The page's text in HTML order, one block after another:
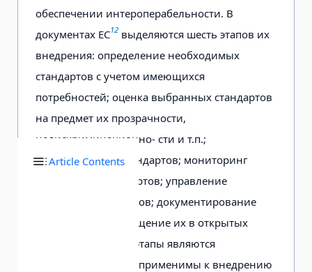
Article Contents
обеспечении интероперабельности. В
документах ЕС12 выделяются шесть этапов их
внедрения: определение необходимых
стандартов с учетом имеющихся
потребностей; оценка выбранных стандартов
на предмет их прозрачности,
недискриминационно- сти и т.п.;
имплементация стандартов; мониторинг
соблюдения стандартов; управление
развитием стандартов; документирование
стандартов и размещение их в открытых
каталогах. Данные этапы являются
универсальными и применимы к внедрению